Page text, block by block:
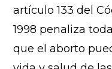
artículo 133 del
1998 penaliza
que el aborto